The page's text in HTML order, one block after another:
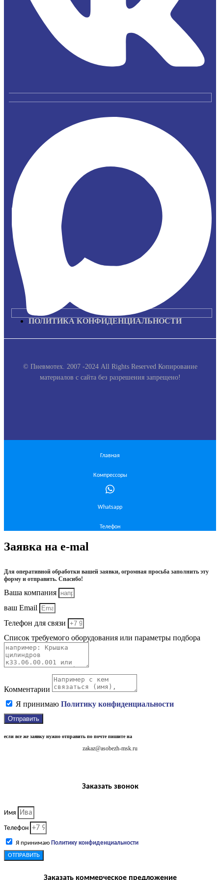
ПОЛИТИКА КОНФИДЕНЦИАЛЬНОСТИ
© Пневмотех. 2007 -2024 All Rights Reserved Копирование
материалов с сайта без разрешения запрещено!
Главная
Компрессоры
Whatsapp
Телефон
Заявка на e-mal
Для оперативной обработки вашей заявки, огромная просьба заполнить эту
форму и отправить. Спасибо!
Ваша компания
ваш Email
Телефон для связи
Список требуемого оборудования или параметры подбора
Комментарии
Я принимаю Политику конфиденциальности
Отправить
если все же заявку нужно отправить по почте пишите на
zakaz@asobezh-msk.ru
Заказать звонок
Имя
Телефон
Я принимаю Политику конфиденциальности
ОТПРАВИТЬ
Заказать коммерческое предложение